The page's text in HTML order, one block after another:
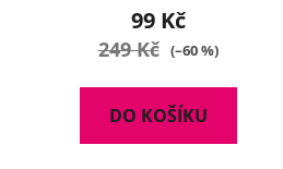
99 Kč
249 Kč (–60 %)
DO KOŠÍKU